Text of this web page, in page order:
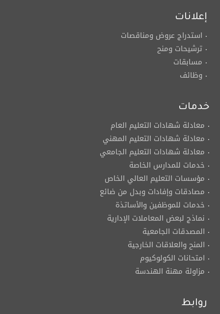
إعلانات
استدراج عروض ومناقصات
ترشيحات ومنح
مسابقات
وظائف
خدمات
معادلة شهادات التعليم العام
معادلة شهادات التعليم المهني
معادلة شهادات التعليم الجامعي
خدمات للمدارس الخاصة
مؤسسات التعليم العالي الخاص
مصادقات وإفادات وبدل من ضائع
خدمات للموظفين والأساتذة
نماذج لبعض المعاملات الإدارية
المصدقات الجامعية
المنح والعلاقات الخارجية
امتحانات الكولوكيوم
مزاولة مهنة الهندسة
روابط